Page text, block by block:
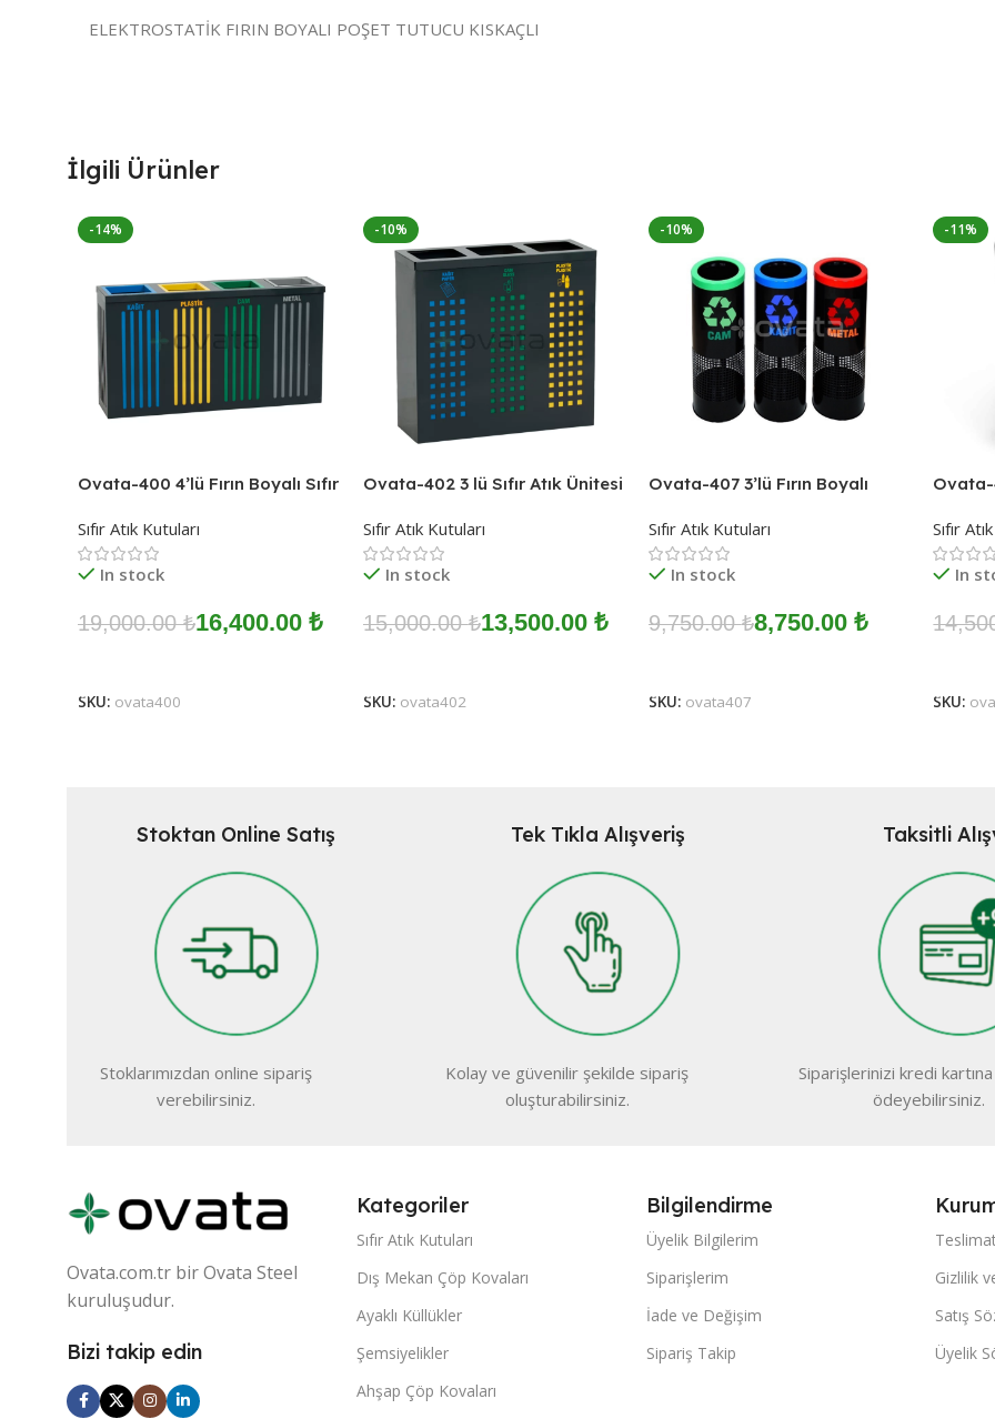
ELEKTROSTATİK FIRIN BOYALI POŞET TUTUCU KISKAÇLI
İlgili Ürünler
-14%
Ovata-400 4’lü Fırın Boyalı Sıfır
Sıfır Atık Kutuları
In stock
19,000.00₺16,400.00 ₺
SKU: ovata400
-10%
Ovata-402 3 lü Sıfır Atık Ünitesi
Sıfır Atık Kutuları
In stock
15,000.00₺13,500.00 ₺
SKU: ovata402
-10%
Ovata-407 3’lü Fırın Boyalı
Sıfır Atık Kutuları
In stock
9,750.00₺8,750.00 ₺
SKU: ovata407
-11%
Ovata-
Sıfır
In
SKU:
Stoktan Online Satış
Stoklarımızdan online sipariş
verebilirsiniz.
Tek Tıkla Alışveriş
Kolay ve güvenilir şekilde sipariş
oluşturabilirsiniz.
Taksitli
Siparişlerinizi kredi
ödeyebilirsiniz.
Ovata.com.tr bir Ovata Steel
kuruluşudur.
Bizi takip edin
Kategoriler
Sıfır Atık Kutuları
Dış Mekan Çöp Kovaları
Ayaklı Küllükler
Şemsiyelikler
Ahşap Çöp Kovaları
Bilgilendirme
Üyelik Bilgilerim
Siparişlerim
İade ve Değişim
Sipariş Takip
Gizlilik
Satış
Üyelik